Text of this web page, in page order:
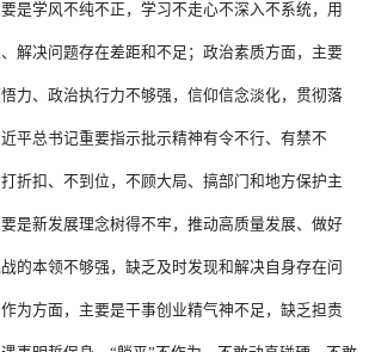
是学风不纯不正，学习不走心不深入不系统，用
解决问题存在差距和不足；政治素质方面，主要
力、政治执行力不够强，信仰信念淡化，贯彻落
平总书记重要指示批示精神有令不行、有禁不
折扣、不到位，不顾大局、搞部门和地方保护主
是新发展理念树得不牢，推动高质量发展、做好
的本领不够强，缺乏及时发现和解决自身存在问
为方面，主要是干事创业精气神不足，缺乏担责